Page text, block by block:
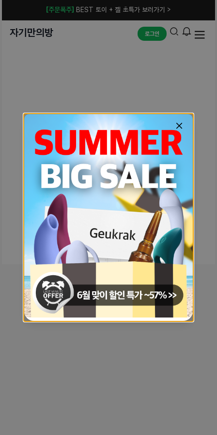
[주문폭주] BEST 토이 + 젤 초특가 보러가기 >
자기만의방 로그인
예상치 못한 에러입니다.